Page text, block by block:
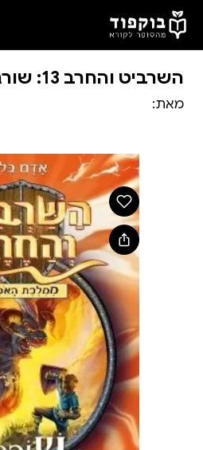
דלג לתוכן הראשי
השרביט והחרב 13: שורגון המינוטאור
מאת: